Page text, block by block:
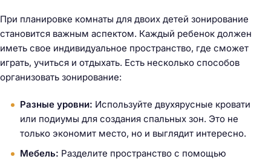
При планировке комнаты для двоих детей зонирование
становится важным аспектом. Каждый ребенок должен
иметь свое индивидуальное пространство, где сможет
играть, учиться и отдыхать. Есть несколько способов
организовать зонирование:
Разные уровни: Используйте двухярусные кровати
или подиумы для создания спальных зон. Это не
только экономит место, но и выглядит интересно.
Мебель: Разделите пространство с помощью